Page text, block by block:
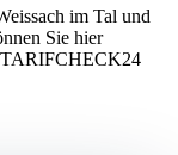
im Tal und
Sie hier
TARIFCHECK24